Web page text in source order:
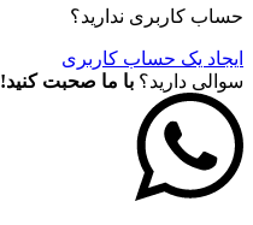
حساب کاربری ندارید؟
ایجاد یک حساب کاربری
سوالی دارید؟ با ما صحبت کنید!